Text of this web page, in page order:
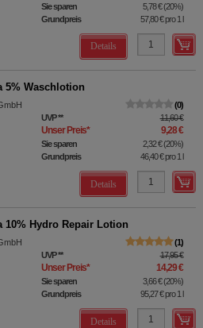
Sie sparen 5,78 €(20%)
Grundpreis
57,80 €pro 1 l
Details
5% Waschlotion
0
UVP** 11,60 €
Unser Preis* 9,28 €
Sie sparen 2,32 €(20%)
Grundpreis
46,40 €pro 1 l
Details
10% Hydro Repair Lotion
1
UVP** 17,95 €
Unser Preis* 14,29 €
Sie sparen 3,66 €(20%)
Grundpreis
95,27 €pro 1 l
Details